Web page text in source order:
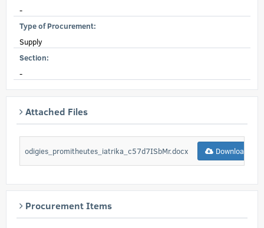
-
Type of Procurement:
Supply
Section:
-
Attached Files
odigies_promitheutes_iatrika_c57d7ISbMr.docx Download
Procurement Items